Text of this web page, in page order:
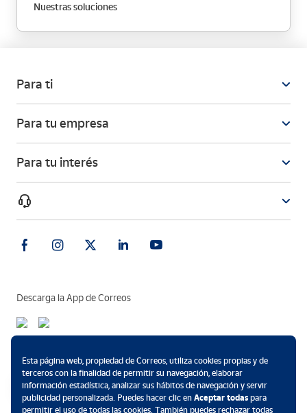
Nuestras soluciones
Para ti
Para tu empresa
Para tu interés
Descarga la App de Correos
Esta página web, propiedad de Correos, utiliza cookies propias y de
terceros con la finalidad de permitir su navegación, elaborar
información estadística, analizar sus hábitos de navegación y servir
publicidad personalizada. Puedes hacer clic en Aceptar todaspara
permitir el uso de todas las cookies. También puedes rechazar todas